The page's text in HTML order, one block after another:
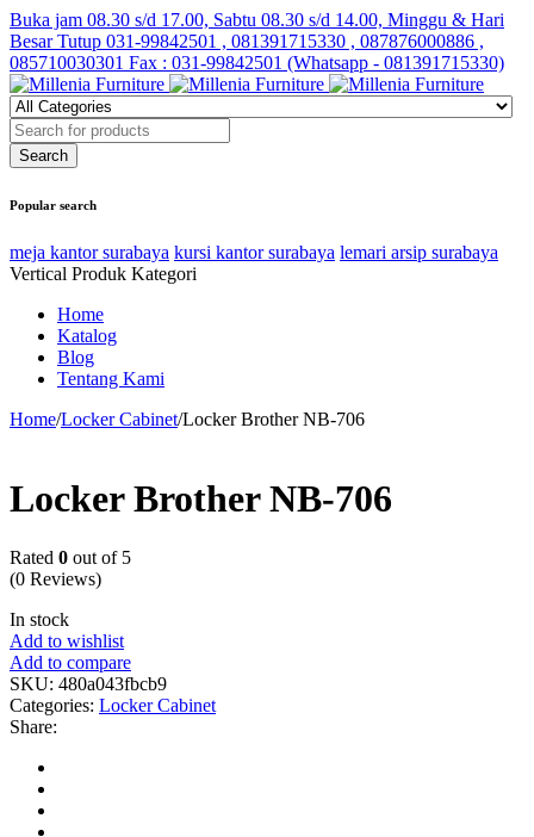
Buka jam 08.30 s/d 17.00, Sabtu 08.30 s/d 14.00, Minggu & Hari
Besar Tutup 031-99842501 , 081391715330 , 087876000886 ,
085710030301 Fax : 031-99842501 (Whatsapp - 081391715330)
Popular search
meja kantor surabaya kursi kantor surabaya lemari arsip surabaya
Vertical Produk Kategori
Home
Katalog
Blog
Tentang Kami
Home/Locker Cabinet/Locker Brother NB-706
Locker Brother NB-706
Rated 0 out of 5
(0 Reviews)
In stock
Add to wishlist
Add to compare
SKU: 480a043fbcb9
Categories: Locker Cabinet
Share: